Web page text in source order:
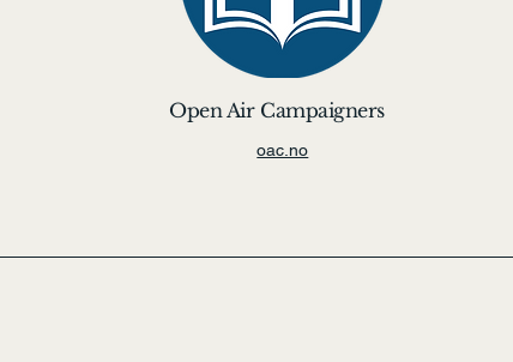
Open Air Campaigners
oac.no